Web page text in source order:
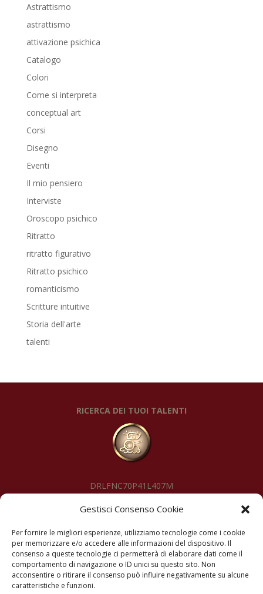
Gestisci Consenso Cookie
Per fornire le migliori esperienze, utilizziamo tecnologie come i cookie
per memorizzare e/o accedere alle informazioni del dispositivo. Il
consenso a queste tecnologie ci permetterà di elaborare dati come il
comportamento di navigazione o ID unici su questo sito. Non
acconsentire o ritirare il consenso può influire negativamente su alcune
caratteristiche e funzioni.
Astrattismo
astrattismo
attivazione psichica
Catalogo
Colori
Come si interpreta
conceptual art
Corsi
Disegno
Eventi
Il mio pensiero
Interviste
Oroscopo psichico
Ritratto
ritratto figurativo
Ritratto psichico
romanticismo
Scritture intuitive
Storia dell'arte
talenti
RICERCA DEI TUOI TALENTI
DRLFNC70P41L407M